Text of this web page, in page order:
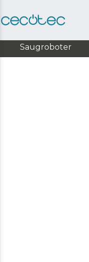
Saugroboter